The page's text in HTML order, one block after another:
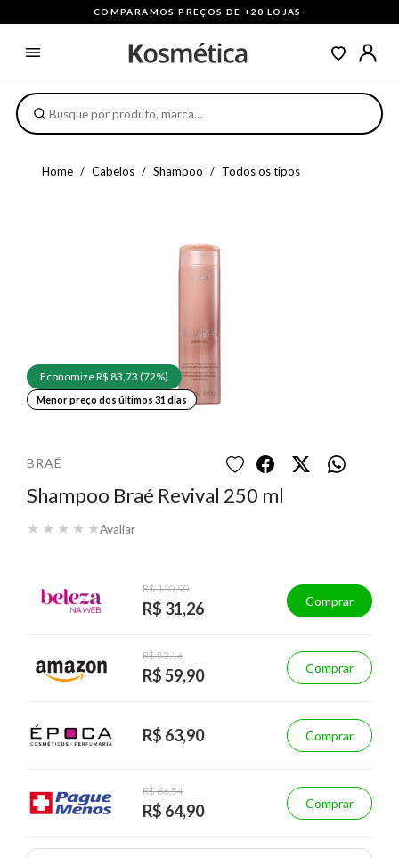
COMPARAMOS PREÇOS DE +20 LOJAS ·
Home Cabelos Shampoo Todos os tipos
Economize R$ 83,73 (72%)
Menor preço dos últimos 31 dias
BRAÉ
Shampoo Braé Revival 250 ml
★ ★ ★ ★ ★Avaliar
R$ 110,90
R$ 31,26 Comprar
R$ 52,16
R$ 59,90 Comprar
R$ 63,90 Comprar
R$ 86,54
R$ 64,90 Comprar